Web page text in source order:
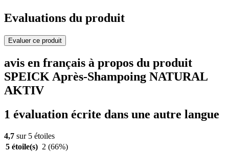
Evaluations du produit
Evaluer ce produit
avis en français à propos du produit
SPEICK Après-Shampoing NATURAL
AKTIV
1 évaluation écrite dans une autre langue
4,7 sur 5 étoiles
5 étoile(s) 2 (66%)